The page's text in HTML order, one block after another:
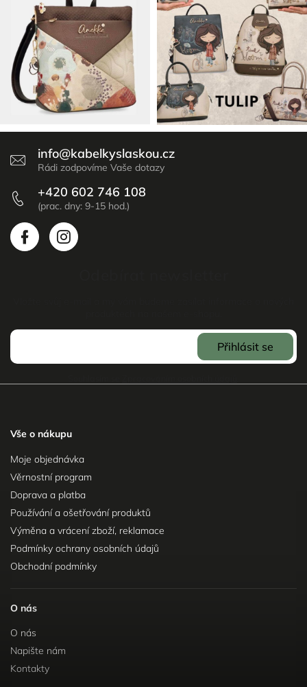
info@kabelkyslaskou.cz
+420 602 746 108
Přihlásit se
Vše o nákupu
Moje objednávka
Věrnostní program
Doprava a platba
Používání a ošetřování produktů
Výměna a vrácení zboží, reklamace
Podmínky ochrany osobních údajů
Obchodní podmínky
O nás
O nás
Napište nám
Kontakty